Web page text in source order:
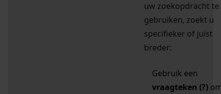
uw zoekopdracht te
gebruiken, zoekt u
specifieker of juist
breder:
Gebruik een
vraagteken (?)